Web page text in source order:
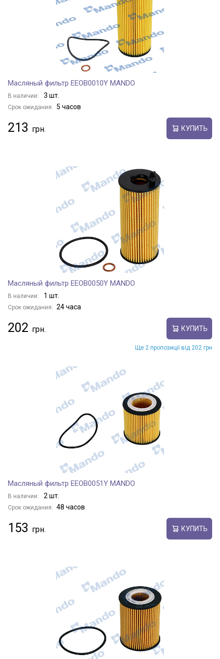
Масляный фильтр EEOB0010Y MANDO
В наличии: 3 шт.
Срок ожидания: 5 часов
213 КУПИТЬ
Масляный фильтр EEOB0050Y MANDO
В наличии: 1 шт.
Срок ожидания: 24 часа
202 КУПИТЬ
Ще 2 пропозиції від 202 грн
Масляный фильтр EEOB0051Y MANDO
В наличии: 2 шт.
Срок ожидания: 48 часов
153 КУПИТЬ